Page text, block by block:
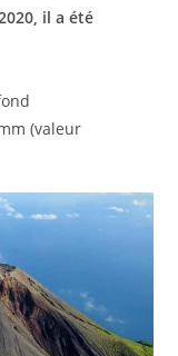
il a été
(valeur